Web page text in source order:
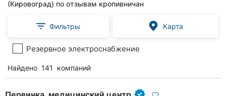
(Кировоград) по отзывам кропивничан
Фильтры Карта
Резервное электроснабжение
Найдено 141 компаний